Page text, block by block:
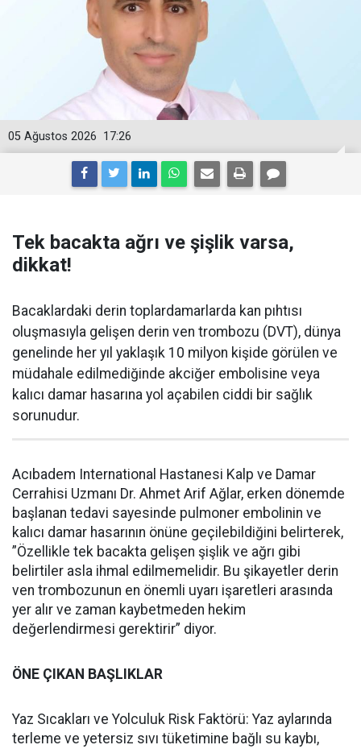
17:26
05 Ağustos 2026
Tek bacakta ağrı ve şişlik varsa,
dikkat!
Bacaklardaki derin toplardamarlarda kan pıhtısı
oluşmasıyla gelişen derin ven trombozu (DVT), dünya
genelinde her yıl yaklaşık 10 milyon kişide görülen ve
müdahale edilmediğinde akciğer embolisine veya
kalıcı damar hasarına yol açabilen ciddi bir sağlık
sorunudur.
Acıbadem International Hastanesi Kalp ve Damar
Cerrahisi Uzmanı Dr. Ahmet Arif Ağlar, erken dönemde
başlanan tedavi sayesinde pulmoner embolinin ve
kalıcı damar hasarının önüne geçilebildiğini belirterek,
”Özellikle tek bacakta gelişen şişlik ve ağrı gibi
belirtiler asla ihmal edilmemelidir. Bu şikayetler derin
ven trombozunun en önemli uyarı işaretleri arasında
yer alır ve zaman kaybetmeden hekim
değerlendirmesi gerektirir” diyor.
ÖNE ÇIKAN BAŞLIKLAR
Yaz Sıcakları ve Yolculuk Risk Faktörü: Yaz aylarında
terleme ve yetersiz sıvı tüketimine bağlı su kaybı,